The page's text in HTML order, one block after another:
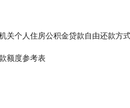
人住房公积金贷款自由还款
度参考表